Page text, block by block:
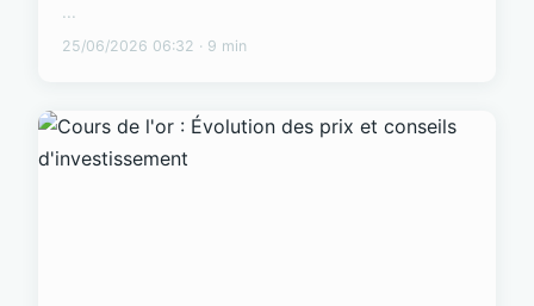
...
25/06/2026 06:32 · 9 min